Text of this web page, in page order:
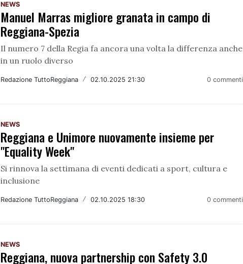
NEWS
Manuel Marras migliore granata in campo di
Reggiana-Spezia
Il numero 7 della Regia fa ancora una volta la differenza anche
in un ruolo diverso
Redazione TuttoReggiana / 02.10.2025 21:30 0 commenti
NEWS
Reggiana e Unimore nuovamente insieme per
"Equality Week"
Si rinnova la settimana di eventi dedicati a sport, cultura e
inclusione
Redazione TuttoReggiana / 02.10.2025 18:30 0 commenti
NEWS
Reggiana, nuova partnership con Safety 3.0